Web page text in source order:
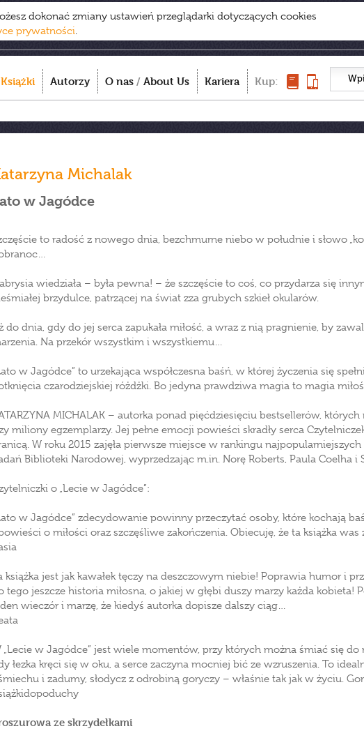
dokonać zmiany ustawień przeglądarki dotyczących cookies
prywatności.
Książki Autorzy O nas / About Us Kariera Kup:
Michalak
w Jagódce
to radość z nowego dnia, bezchmurne niebo w południe i słowo
wiedziała – była pewna! – że szczęście to coś, co przydarza się
brzydulce, patrzącej na świat zza grubych szkieł okularów.
do dnia, gdy do jej serca zapukała miłość, a wraz z nią pragnienie, by
Na przekór wszystkim i wszystkiemu…
w Jagódce” to urzekająca współczesna baśń, w której życzenia się
czarodziejskiej różdżki. Bo jedyna prawdziwa magia to magia
MICHALAK – autorka ponad pięćdziesięciu bestsellerów, których
miliony egzemplarzy. Jej pełne emocji powieści skradły serca
W roku 2015 zajęła pierwsze miejsce w rankingu najpopularniejszych
Biblioteki Narodowej, wyprzedzając m.in. Norę Roberts, Paula Coelha i
o „Lecie w Jagódce”:
w Jagódce” zdecydowanie powinny przeczytać osoby, które kochają
o miłości oraz szczęśliwe zakończenia. Obiecuję, że ta książka was
książka jest jak kawałek tęczy na deszczowym niebie! Poprawia humor i
tego jeszcze historia miłosna, o jakiej w głębi duszy marzy każda kobieta!
wieczór i marzę, że kiedyś autorka dopisze dalszy ciąg…
„Lecie w Jagódce” jest wiele momentów, przy których można śmiać się do
łezka kręci się w oku, a serce zaczyna mocniej bić ze wzruszenia. To
i zadumy, słodycz z odrobiną goryczy – właśnie tak jak w życiu.
ze skrzydełkami